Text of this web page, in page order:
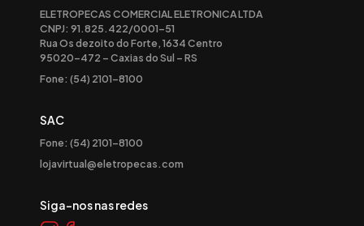
ELETROPECAS COMERCIAL ELETRONICA LTDA
CNPJ: 91.825.422/0001-51
Rua Os dezoito do Forte, 1634 Centro
95020-472 – Caxias do Sul – RS
Fone: (54) 2101-8100
SAC
Fone: (54) 2101-8100
lojavirtual@eletropecas.com
Siga-nos nas redes